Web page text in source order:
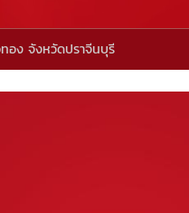
ง จังหวัดปราจีนบุรี